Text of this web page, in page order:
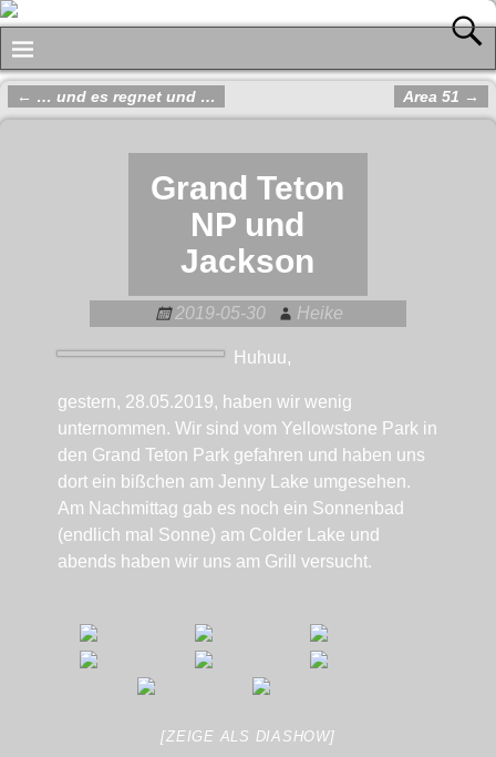
Artikelnavigation
← … und es regnet und … Area 51 →
Grand Teton
NP und
Jackson
2019-05-30 Heike
Huhuu,
gestern, 28.05.2019, haben wir wenig
unternommen. Wir sind vom Yellowstone Park in
den Grand Teton Park gefahren und haben uns
dort ein bißchen am Jenny Lake umgesehen.
Am Nachmittag gab es noch ein Sonnenbad
(endlich mal Sonne) am Colder Lake und
abends haben wir uns am Grill versucht.
[ZEIGE ALS DIASHOW]